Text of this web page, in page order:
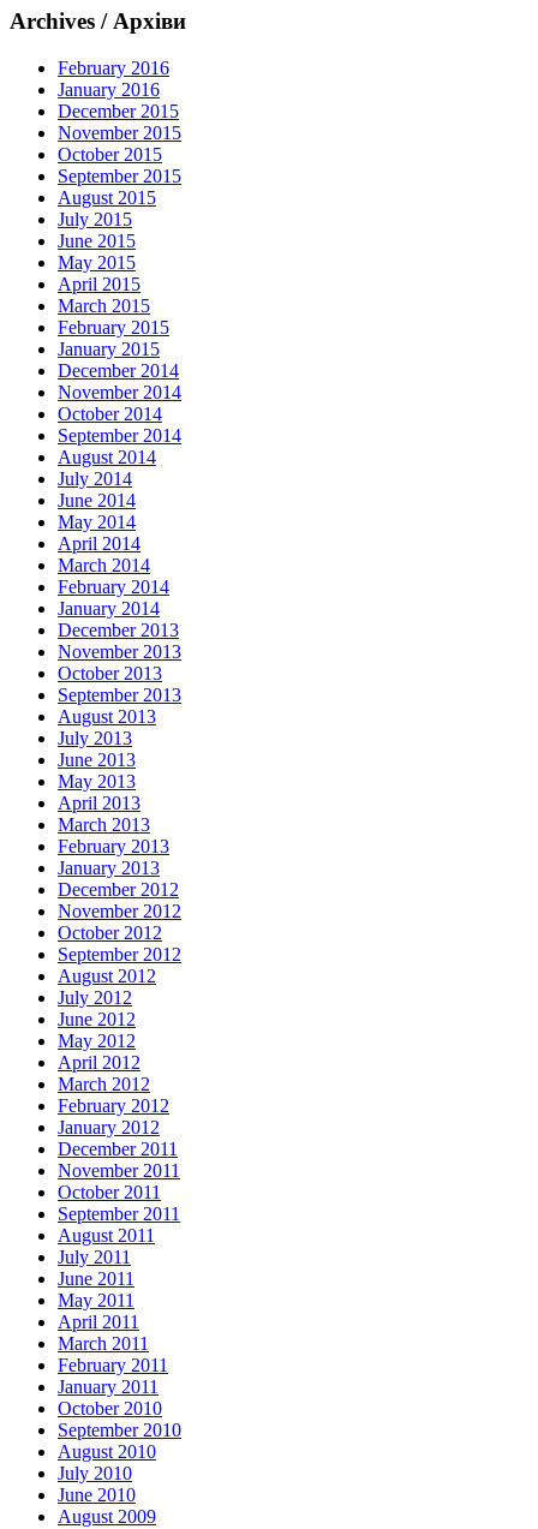
Archives / Архіви
February 2016
January 2016
December 2015
November 2015
October 2015
September 2015
August 2015
July 2015
June 2015
May 2015
April 2015
March 2015
February 2015
January 2015
December 2014
November 2014
October 2014
September 2014
August 2014
July 2014
June 2014
May 2014
April 2014
March 2014
February 2014
January 2014
December 2013
November 2013
October 2013
September 2013
August 2013
July 2013
June 2013
May 2013
April 2013
March 2013
February 2013
January 2013
December 2012
November 2012
October 2012
September 2012
August 2012
July 2012
June 2012
May 2012
April 2012
March 2012
February 2012
January 2012
December 2011
November 2011
October 2011
September 2011
August 2011
July 2011
June 2011
May 2011
April 2011
March 2011
February 2011
January 2011
October 2010
September 2010
August 2010
July 2010
June 2010
August 2009